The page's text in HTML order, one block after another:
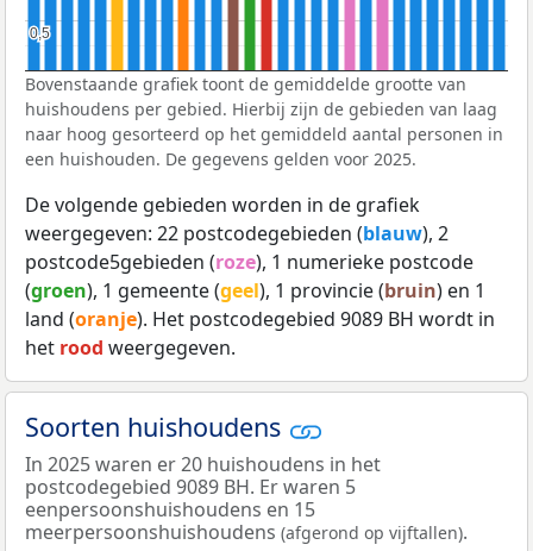
0,5
0,5
Bovenstaande grafiek toont de gemiddelde grootte van
huishoudens per gebied. Hierbij zijn de gebieden van laag
naar hoog gesorteerd op het gemiddeld aantal personen in
een huishouden. De gegevens gelden voor 2025.
De volgende gebieden worden in de grafiek
weergegeven: 22 postcodegebieden (blauw), 2
postcode5gebieden (roze), 1 numerieke postcode
(groen), 1 gemeente (geel), 1 provincie (bruin) en 1
land (oranje). Het postcodegebied 9089 BH wordt in
het rood weergegeven.
Soorten huishoudens
In 2025 waren er 20 huishoudens in het
postcodegebied 9089 BH. Er waren 5
eenpersoonshuishoudens en 15
meerpersoonshuishoudens (afgerond op vijftallen).